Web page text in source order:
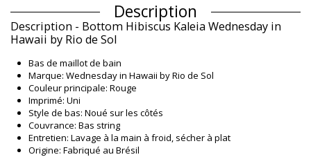
Description
Description - Bottom Hibiscus Kaleia Wednesday in
Hawaii by Rio de Sol
Bas de maillot de bain
Marque: Wednesday in Hawaii by Rio de Sol
Couleur principale: Rouge
Imprimé: Uni
Style de bas: Noué sur les côtés
Couvrance: Bas string
Entretien: Lavage à la main à froid, sécher à plat
Origine: Fabriqué au Brésil